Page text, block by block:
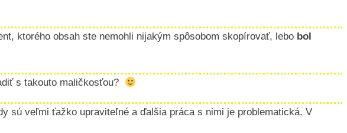
ktorého obsah ste nemohli nijakým spôsobom skopírovať, lebo bol
s takouto maličkosťou?
sú veľmi ťažko upraviteľné a ďalšia práca s nimi je problematická. V